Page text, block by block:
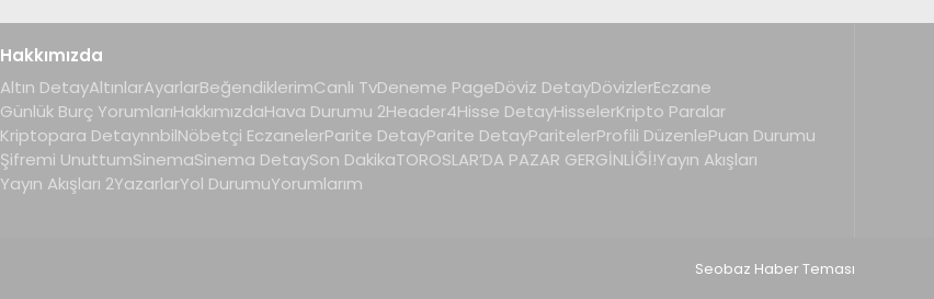
Hakkımızda
Altın DetayAltınlarAyarlarBeğendiklerimCanlı TvDeneme PageDöviz DetayDövizlerEczane
Günlük Burç YorumlarıHakkımızdaHava Durumu 2Header4Hisse DetayHisselerKripto Paralar
Kriptopara DetaynnbilNöbetçi EczanelerParite DetayParite DetayParitelerProfili DüzenlePuan Durumu
Şifremi UnuttumSinemaSinema DetaySon DakikaTOROSLAR’DA PAZAR GERGİNLİĞİ!Yayın Akışları
Yayın Akışları 2YazarlarYol DurumuYorumlarım
Seobaz Haber Teması